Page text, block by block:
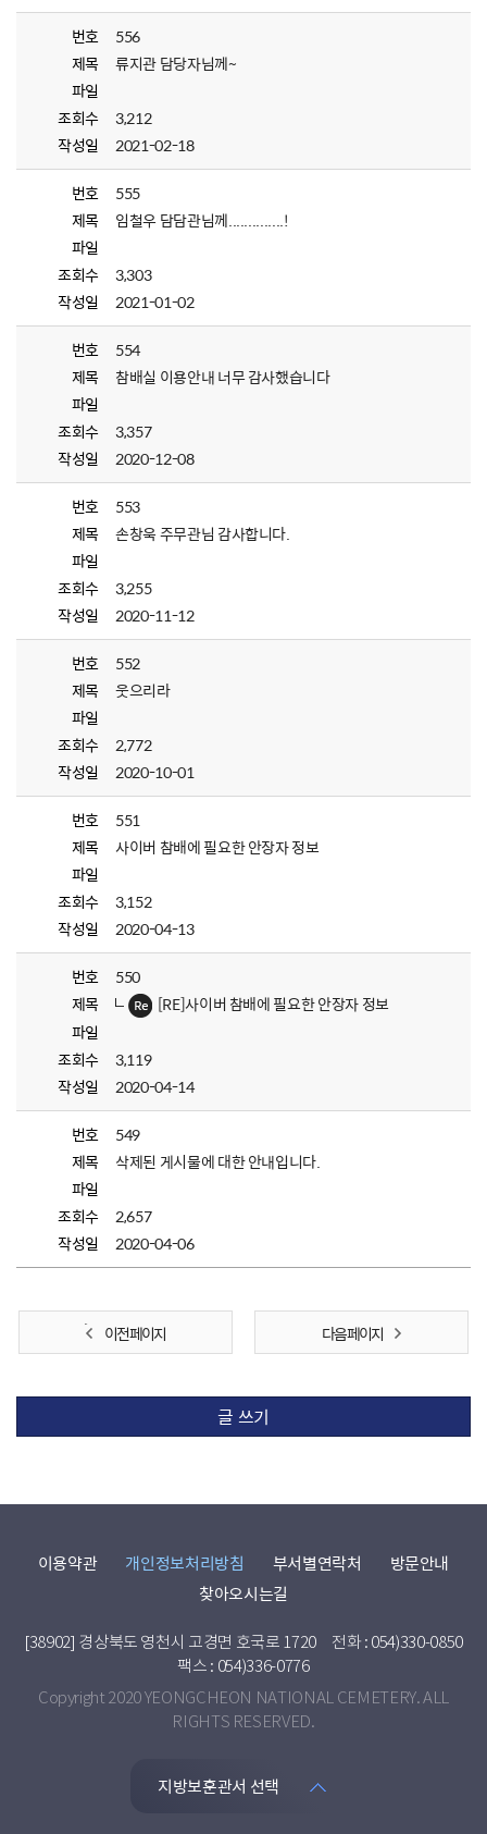
번호
556
제목
류지관 담당자님께~
파일
조회수
3,212
작성일
2021-02-18
번호
555
제목
임철우 담담관님께..............!
파일
조회수
3,303
작성일
2021-01-02
번호
554
제목
참배실 이용안내 너무 감사했습니다
파일
조회수
3,357
작성일
2020-12-08
번호
553
제목
손창욱 주무관님 감사합니다.
파일
조회수
3,255
작성일
2020-11-12
번호
552
제목
웃으리라
파일
조회수
2,772
작성일
2020-10-01
번호
551
제목
사이버 참배에 필요한 안장자 정보
파일
조회수
3,152
작성일
2020-04-13
번호
550
제목
[RE]사이버 참배에 필요한 안장자 정보
파일
조회수
3,119
작성일
2020-04-14
번호
549
제목
삭제된 게시물에 대한 안내입니다.
파일
조회수
2,657
작성일
2020-04-06
이전 페이지 다음 페이지
글 쓰기
이용약관 개인정보처리방침 부서별연락처
방문안내
찾아오시는길
[38902] 경상북도 영천시 고경면 호국로 1720
전화 : 054)330-0850
팩스 : 054)336-0776
Copyright 2020 YEONGCHEON NATIONAL CEMETERY. ALL
RIGHTS RESERVED.
지방보훈관서 선택